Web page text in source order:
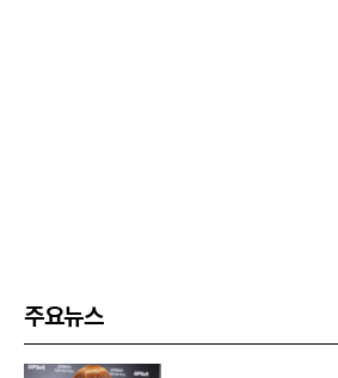
주요뉴스